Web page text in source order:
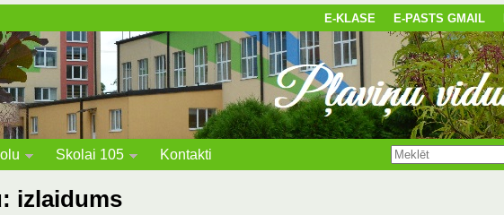
E-KLASE E-PASTS GMAIL
Skolai 105 Kontakti
izlaidums